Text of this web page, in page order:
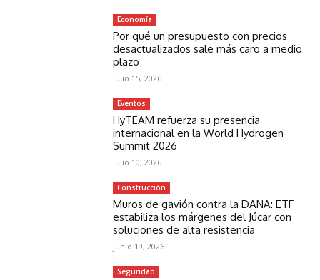
Economía
Por qué un presupuesto con precios
desactualizados sale más caro a medio
plazo
julio 15, 2026
Eventos
HyTEAM refuerza su presencia
internacional en la World Hydrogen
Summit 2026
julio 10, 2026
Construcción
Muros de gavión contra la DANA: ETF
estabiliza los márgenes del Júcar con
soluciones de alta resistencia
junio 19, 2026
Seguridad